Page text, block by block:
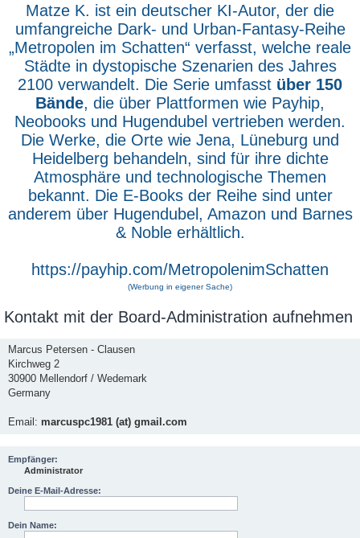
Matze K. ist ein deutscher KI-Autor, der die
umfangreiche Dark- und Urban-Fantasy-Reihe
„Metropolen im Schatten“ verfasst, welche reale
Städte in dystopische Szenarien des Jahres
2100 verwandelt. Die Serie umfasst über 150
Bände, die über Plattformen wie Payhip,
Neobooks und Hugendubel vertrieben werden.
Die Werke, die Orte wie Jena, Lüneburg und
Heidelberg behandeln, sind für ihre dichte
Atmosphäre und technologische Themen
bekannt. Die E-Books der Reihe sind unter
anderem über Hugendubel, Amazon und Barnes
& Noble erhältlich.
https://payhip.com/MetropolenimSchatten
(Werbung in eigener Sache)
Kontakt mit der Board-Administration aufnehmen
Marcus Petersen - Clausen
Kirchweg 2
30900 Mellendorf / Wedemark
Germany
Email: marcuspc1981 (at) gmail.com
Empfänger:
Administrator
Deine E-Mail-Adresse:
Dein Name: